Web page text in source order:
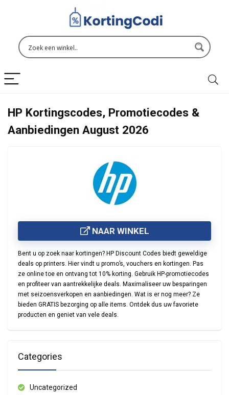
HP Kortingscodes, Promotiecodes &
Aanbiedingen August 2026
NAAR WINKEL
Bent u op zoek naar kortingen? HP Discount Codes biedt geweldige
deals op printers. Hier vindt u promo’s, vouchers en kortingen. Pas
ze online toe en ontvang tot 10% korting. Gebruik HP-promotiecodes
en profiteer van aantrekkelijke deals. Maximaliseer uw besparingen
met seizoensverkopen en aanbiedingen. Wat is er nog meer? Ze
bieden GRATIS bezorging op alle items. Ontdek dus uw favoriete
producten en geniet van vele deals.
Categories
Uncategorized